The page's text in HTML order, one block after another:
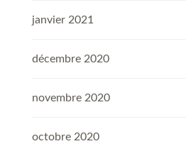
janvier 2021
décembre 2020
novembre 2020
octobre 2020